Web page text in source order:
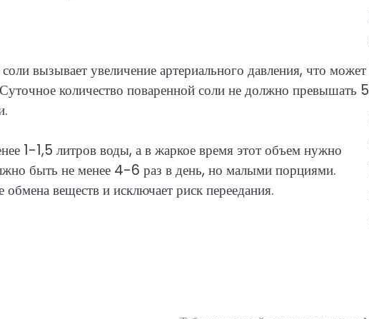
вызывает увеличение артериального давления, что может
количество поваренной соли не должно превышать 5
1-1,5 литров воды, а в жаркое время этот объем нужно
быть не менее 4-6 раз в день, но малыми порциями.
веществ и исключает риск переедания.